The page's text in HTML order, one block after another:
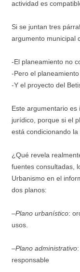
actividad es
Si se juntan tres
argumento municipal
-El planeamiento no
-Pero el
-Y el proyecto del
Este argumentario es
jurídico, porque si el
está condicionando la
¿Qué revela
fuentes consultadas,
Urbanismo en el
dos planos:
–Plano urbanístico:
usos.
–Plano administrativo
responsable